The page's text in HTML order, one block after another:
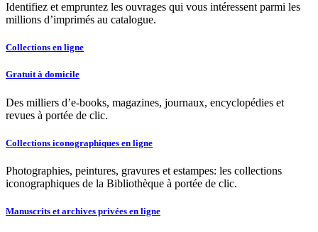
Identifiez et empruntez les ouvrages qui vous intéressent parmi les
millions d’imprimés au catalogue.
Collections en ligne
Gratuit à domicile
Des milliers d’e-books, magazines, journaux, encyclopédies et
revues à portée de clic.
Collections iconographiques en ligne
Photographies, peintures, gravures et estampes: les collections
iconographiques de la Bibliothèque à portée de clic.
Manuscrits et archives privées en ligne